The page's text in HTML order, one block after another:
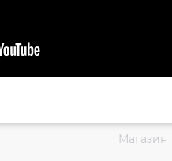
Магазин